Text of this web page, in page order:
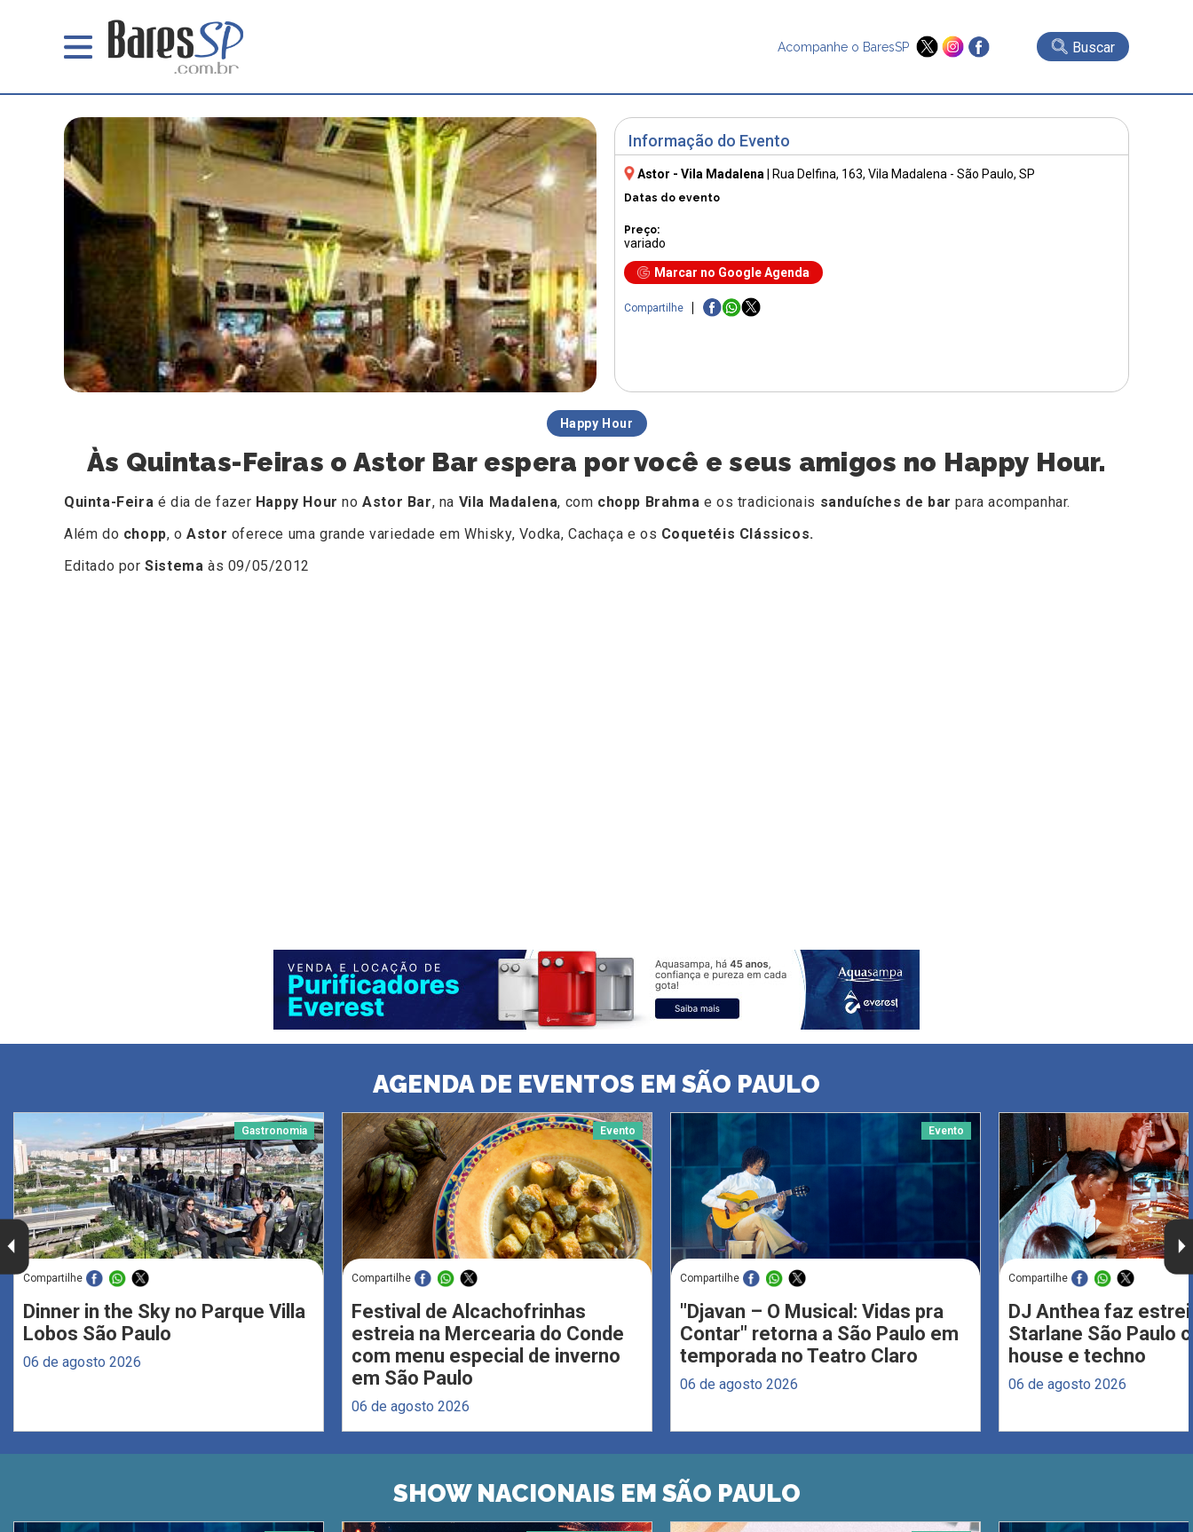
Acompanhe o BaresSP Buscar
Informação do Evento
Astor - Vila Madalena Rua Delfina, 163, Vila Madalena - São Paulo, SP
Datas do evento
Preço:
variado
Marcar no Google Agenda
Compartilhe
Happy Hour
Às Quintas-Feiras o Astor Bar espera por você e seus amigos no Happy Hour.
Quinta-Feira é dia de fazer Happy Hour noAstor Bar, na Vila Madalena, com chopp Brahma e os tradicionais sanduíches de bar para acompanhar.
Além do chopp, oAstor oferece uma grande variedade em Whisky, Vodka, Cachaça e os Coquetéis Clássicos.
Editado porSistema às 09/05/2012
AGENDA DE EVENTOS EM SÃO PAULO
Gastronomia
Compartilhe
Dinner in the Sky no Parque Villa
Lobos São Paulo
06 de agosto 2026
Evento
Compartilhe
Festival de Alcachofrinhas
estreia na Mercearia do Conde
com menu especial de inverno
em São Paulo
06 de agosto 2026
Evento
Compartilhe
"Djavan – O Musical: Vidas pra
Contar" retorna a São Paulo em
temporada no Teatro Claro
06 de agosto 2026
Compartilhe
DJ Anthea faz
Starlane São Paulo
house e techno
06 de agosto 2026
SHOW NACIONAIS EM SÃO PAULO